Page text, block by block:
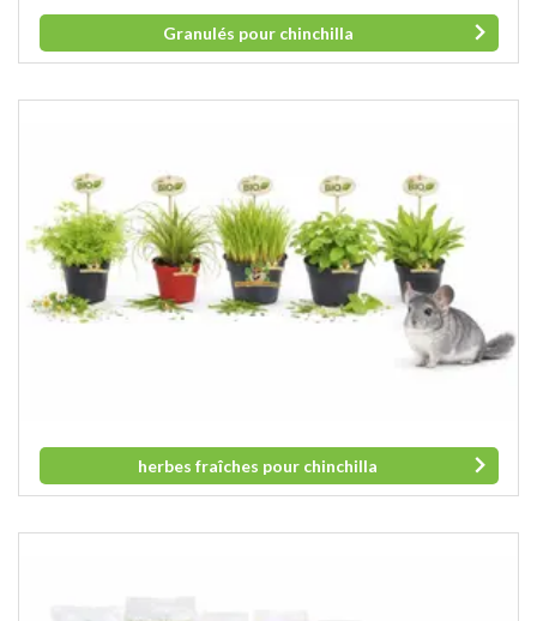
Granulés pour chinchilla
herbes fraîches pour chinchilla